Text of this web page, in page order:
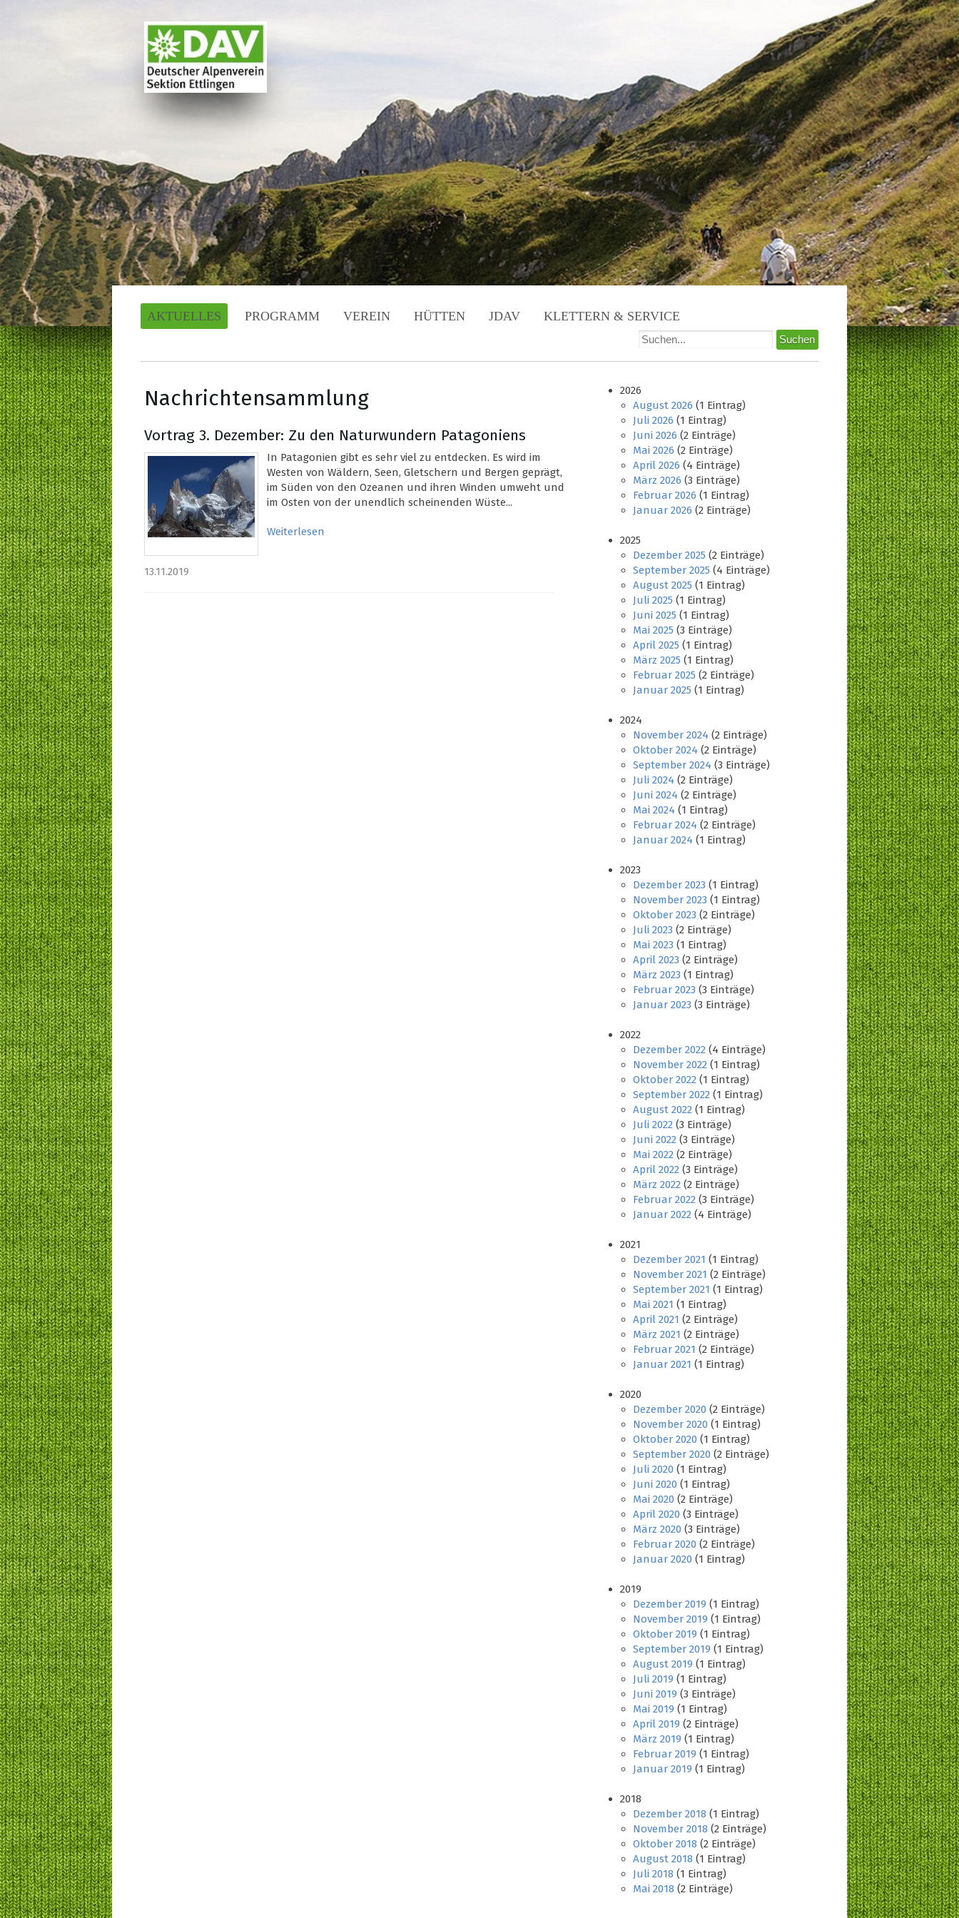
AKTUELLES PROGRAMM VEREIN HÜTTEN JDAV KLETTERN & SERVICE
2026
August 2026 (1 Eintrag)
Juli 2026 (1 Eintrag)
Juni 2026 (2 Einträge)
Mai 2026 (2 Einträge)
April 2026 (4 Einträge)
März 2026 (3 Einträge)
Februar 2026 (1 Eintrag)
Januar 2026 (2 Einträge)
2025
Dezember 2025 (2 Einträge)
September 2025 (4 Einträge)
August 2025 (1 Eintrag)
Juli 2025 (1 Eintrag)
Juni 2025 (1 Eintrag)
Mai 2025 (3 Einträge)
April 2025 (1 Eintrag)
März 2025 (1 Eintrag)
Februar 2025 (2 Einträge)
Januar 2025 (1 Eintrag)
2024
November 2024 (2 Einträge)
Oktober 2024 (2 Einträge)
September 2024 (3 Einträge)
Juli 2024 (2 Einträge)
Juni 2024 (2 Einträge)
Mai 2024 (1 Eintrag)
Februar 2024 (2 Einträge)
Januar 2024 (1 Eintrag)
2023
Dezember 2023 (1 Eintrag)
November 2023 (1 Eintrag)
Oktober 2023 (2 Einträge)
Juli 2023 (2 Einträge)
Mai 2023 (1 Eintrag)
April 2023 (2 Einträge)
März 2023 (1 Eintrag)
Februar 2023 (3 Einträge)
Januar 2023 (3 Einträge)
2022
Dezember 2022 (4 Einträge)
November 2022 (1 Eintrag)
Oktober 2022 (1 Eintrag)
September 2022 (1 Eintrag)
August 2022 (1 Eintrag)
Juli 2022 (3 Einträge)
Juni 2022 (3 Einträge)
Mai 2022 (2 Einträge)
April 2022 (3 Einträge)
März 2022 (2 Einträge)
Februar 2022 (3 Einträge)
Januar 2022 (4 Einträge)
2021
Dezember 2021 (1 Eintrag)
November 2021 (2 Einträge)
September 2021 (1 Eintrag)
Mai 2021 (1 Eintrag)
April 2021 (2 Einträge)
März 2021 (2 Einträge)
Februar 2021 (2 Einträge)
Januar 2021 (1 Eintrag)
2020
Dezember 2020 (2 Einträge)
November 2020 (1 Eintrag)
Oktober 2020 (1 Eintrag)
September 2020 (2 Einträge)
Juli 2020 (1 Eintrag)
Juni 2020 (1 Eintrag)
Mai 2020 (2 Einträge)
April 2020 (3 Einträge)
März 2020 (3 Einträge)
Februar 2020 (2 Einträge)
Januar 2020 (1 Eintrag)
2019
Dezember 2019 (1 Eintrag)
November 2019 (1 Eintrag)
Oktober 2019 (1 Eintrag)
September 2019 (1 Eintrag)
August 2019 (1 Eintrag)
Juli 2019 (1 Eintrag)
Juni 2019 (3 Einträge)
Mai 2019 (1 Eintrag)
April 2019 (2 Einträge)
März 2019 (1 Eintrag)
Februar 2019 (1 Eintrag)
Januar 2019 (1 Eintrag)
2018
Dezember 2018 (1 Eintrag)
November 2018 (2 Einträge)
Oktober 2018 (2 Einträge)
August 2018 (1 Eintrag)
Juli 2018 (1 Eintrag)
Mai 2018 (2 Einträge)
Nachrichtensammlung
Vortrag 3. Dezember: Zu den Naturwundern Patagoniens
In Patagonien gibt es sehr viel zu entdecken. Es wird im
Westen von Wäldern, Seen, Gletschern und Bergen geprägt,
im Süden von den Ozeanen und ihren Winden umweht und
im Osten von der unendlich scheinenden Wüste...
Weiterlesen
13.11.2019